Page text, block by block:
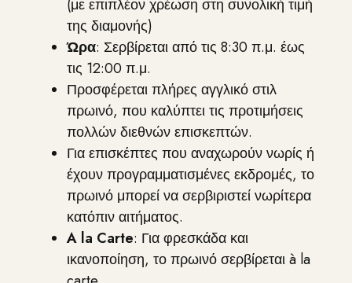
(με επιπλέον χρέωση στη συνολική τιμή
της διαμονής)
Ώρα: Σερβίρεται από τις 8:30 π.μ. έως
τις 12:00 π.μ.
Προσφέρεται πλήρες αγγλικό στιλ
πρωινό, που καλύπτει τις προτιμήσεις
πολλών διεθνών επισκεπτών.
Για επισκέπτες που αναχωρούν νωρίς ή
έχουν προγραμματισμένες εκδρομές, το
πρωινό μπορεί να σερβιριστεί νωρίτερα
κατόπιν αιτήματος.
A la Carte: Για φρεσκάδα και
ικανοποίηση, το πρωινό σερβίρεται à la